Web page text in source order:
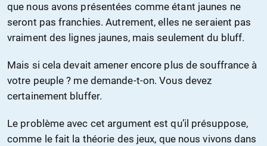
que nous avons présentées comme étant jaunes ne
seront pas franchies. Autrement, elles ne seraient pas
vraiment des lignes jaunes, mais seulement du bluff.
Mais si cela devait amener encore plus de souffrance à
votre peuple ? me demande-t-on. Vous devez
certainement bluffer.
Le problème avec cet argument est qu’il présuppose,
comme le fait la théorie des jeux, que nous vivons dans